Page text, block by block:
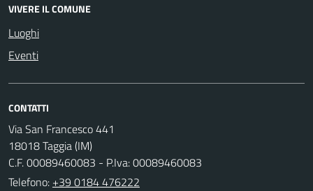
VIVERE IL COMUNE
Luoghi
Eventi
CONTATTI
Via San Francesco 441
18018 Taggia (IM)
C.F. 00089460083 - P.Iva: 00089460083
Telefono: +39 0184 476222